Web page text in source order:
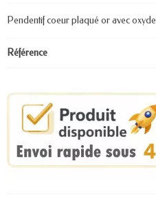
Pendentif coeur plaqué or avec
Référence